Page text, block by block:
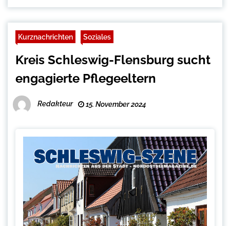
Kurznachrichten Soziales
Kreis Schleswig-Flensburg sucht
engagierte Pflegeeltern
Redakteur 15. November 2024